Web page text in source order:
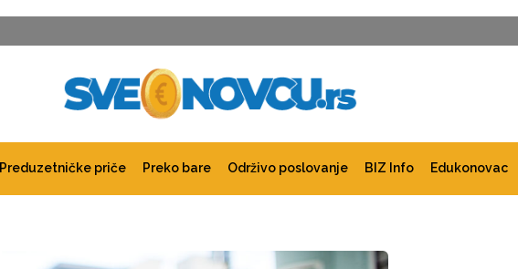
Preduzetničke priče Preko bare Održivo poslovanje BIZ Info Edukonovac